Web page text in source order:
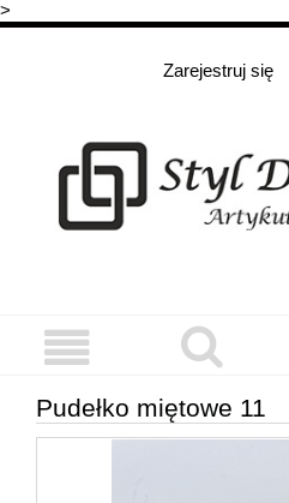
>
Zarejestruj się
Pudełko miętowe 11